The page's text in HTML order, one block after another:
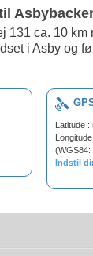
131 ca. 10
i Asby og
Latitude
(WGS84:
Indstil